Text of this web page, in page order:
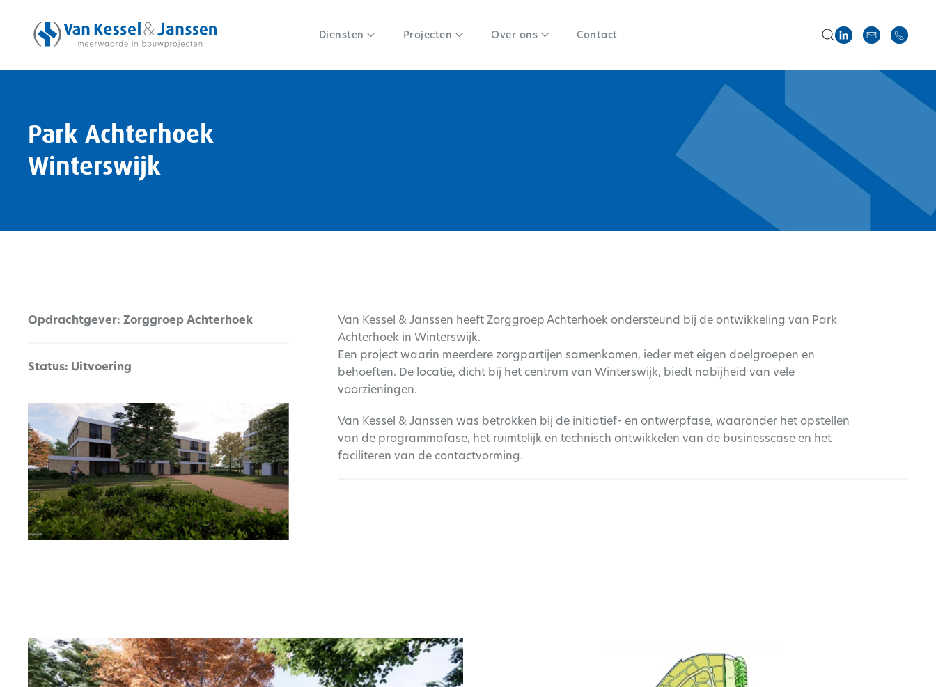
Skip to main content Diensten Projecten Over ons Contact
Park Achterhoek
Winterswijk
Opdrachtgever: Zorggroep Achterhoek
Status: Uitvoering
Van Kessel & Janssen heeft Zorggroep Achterhoek ondersteund bij de ontwikkeling van Park
Achterhoek in Winterswijk.
Een project waarin meerdere zorgpartijen samenkomen, ieder met eigen doelgroepen en
behoeften. De locatie, dicht bij het centrum van Winterswijk, biedt nabijheid van vele
voorzieningen.
Van Kessel & Janssen was betrokken bij de initiatief- en ontwerpfase, waaronder het opstellen
van de programmafase, het ruimtelijk en technisch ontwikkelen van de businesscase en het
faciliteren van de contactvorming.